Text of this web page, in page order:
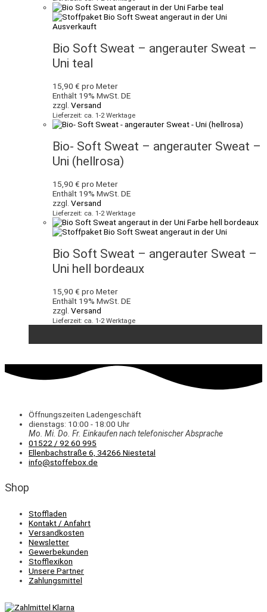
Ausverkauft
Bio Soft Sweat – angerauter Sweat –
Uni teal
15,90 € pro Meter
Enthält 19% MwSt. DE
zzgl. Versand
Lieferzeit: ca. 1-2 Werktage
Bio- Soft Sweat – angerauter Sweat –
Uni (hellrosa)
15,90 € pro Meter
Enthält 19% MwSt. DE
zzgl. Versand
Lieferzeit: ca. 1-2 Werktage
Bio Soft Sweat – angerauter Sweat –
Uni hell bordeaux
15,90 € pro Meter
Enthält 19% MwSt. DE
zzgl. Versand
Lieferzeit: ca. 1-2 Werktage
Öffnungszeiten Ladengeschäft
dienstags: 10:00 - 18:00 Uhr
Mo. Mi. Do. Fr. Einkaufennach telefonischer Absprache
01522 / 92 60 995
Ellenbachstraße 6, 34266 Niestetal
info@stoffebox.de
Shop
Stoffladen
Kontakt / Anfahrt
Versandkosten
Newsletter
Gewerbekunden
Stofflexikon
Unsere Partner
Zahlungsmittel